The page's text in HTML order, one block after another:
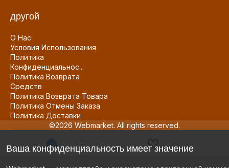
другой
О Нас
Условия Использования
Политика
Конфиденциальнос...
Политика Возврата
Средств
Политика Возврата Товара
Политика Отмены Заказа
Политика Доставки
©2026 Webmarket. All rights reserved.
Ваша конфиденциальность имеет значение